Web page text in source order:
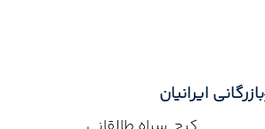
بازرگانی ایرانیان